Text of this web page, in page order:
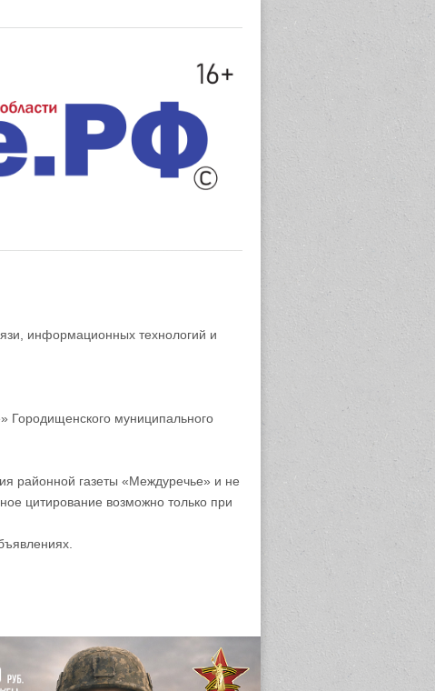
информационных технологий и
Городищенского муниципального
районной газеты «Междуречье» и не
цитирование возможно только при